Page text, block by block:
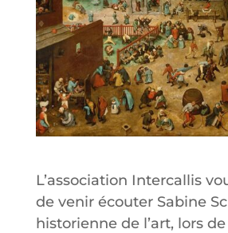
L’association Intercallis
de venir écouter Sabine
historienne de l’art, lors